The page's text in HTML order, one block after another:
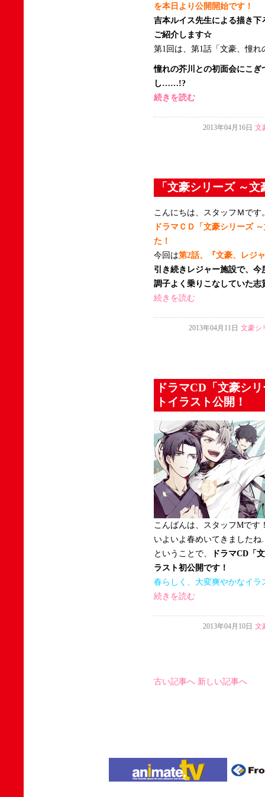
を本日より公開開始です！
吉本ルイス先生による描き
ご紹介します☆
第1回は、第1話「文豪、憧
憧れの芥川との初面会にこ
し……!?
続きを読む
2013年04月16日 文
「文豪シリーズ ～
こんにちは、スタッフＭです
ドラマＣＤ「文豪シリーズ
た！
今回は第2話、『文豪、レジ
引き続きレジャー施設で、
調子よく乗りこなしていた志
続きを読む
2013年04月11日 文豪シ
ドラマCD「文豪シ
トイラスト公開！
こんばんは、スタッフMです
いよいよ春めいてきました
ということで、
ドラマCD「
ラスト初公開です！
春らしく、大変爽やかなイ
続きを読む
2013年04月10日 文
古い記事へ 新しい記事へ